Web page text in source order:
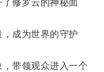
修罗云的神秘面
成为世界的守护
带领观众进入一个